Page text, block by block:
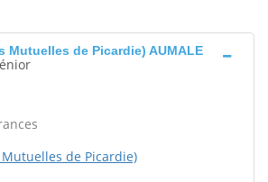
Mutuelles de Picardie) AUMALE
de Picardie)